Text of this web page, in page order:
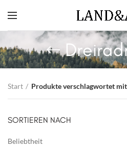
Start Produkte verschlagwortet mit
SORTIEREN NACH
Beliebtheit